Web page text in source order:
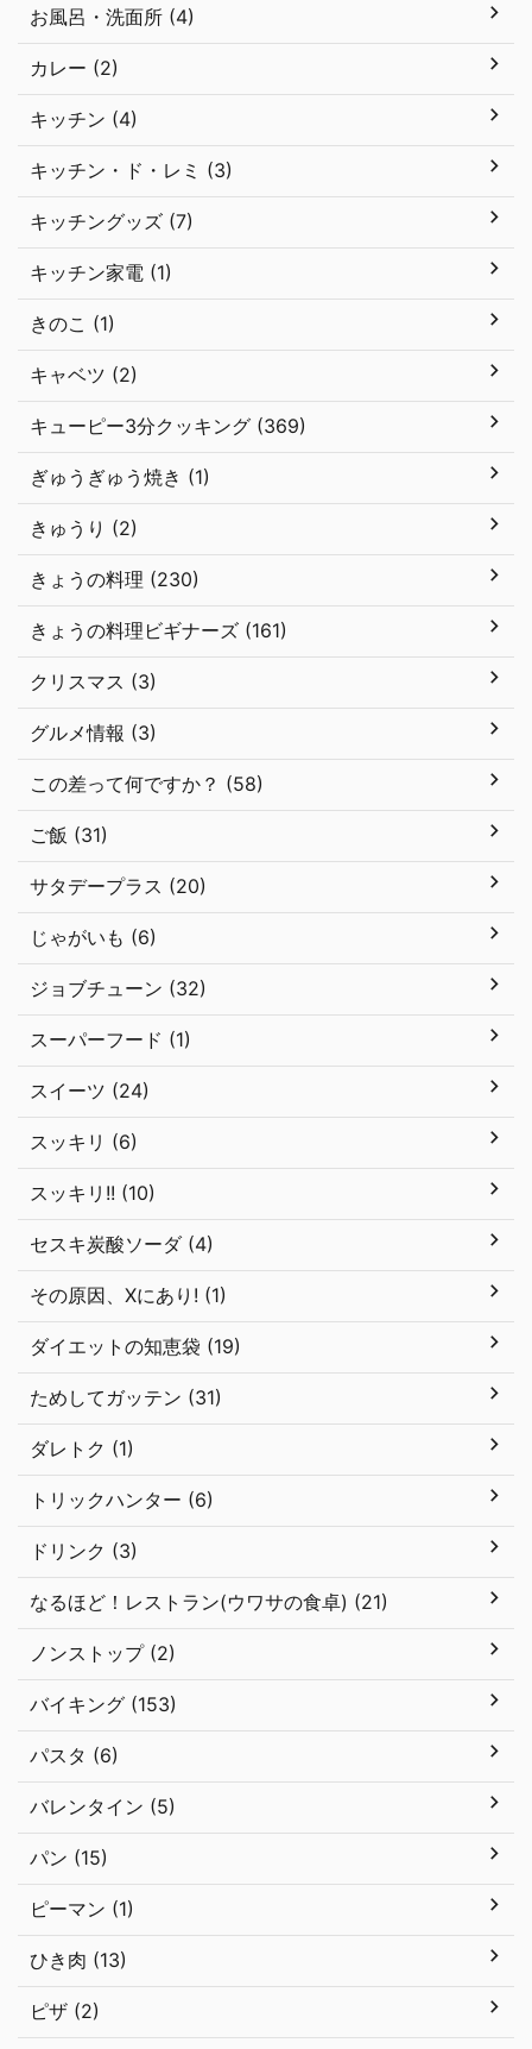
お風呂・洗面所 (4)
カレー (2)
キッチン (4)
キッチン・ド・レミ (3)
キッチングッズ (7)
キッチン家電 (1)
きのこ (1)
キャベツ (2)
キューピー3分クッキング (369)
ぎゅうぎゅう焼き (1)
きゅうり (2)
きょうの料理 (230)
きょうの料理ビギナーズ (161)
クリスマス (3)
グルメ情報 (3)
この差って何ですか？ (58)
ご飯 (31)
サタデープラス (20)
じゃがいも (6)
ジョブチューン (32)
スーパーフード (1)
スイーツ (24)
スッキリ (6)
スッキリ!! (10)
セスキ炭酸ソーダ (4)
その原因、Xにあり! (1)
ダイエットの知恵袋 (19)
ためしてガッテン (31)
ダレトク (1)
トリックハンター (6)
ドリンク (3)
なるほど！レストラン(ウワサの食卓) (21)
ノンストップ (2)
バイキング (153)
パスタ (6)
バレンタイン (5)
パン (15)
ピーマン (1)
ひき肉 (13)
ピザ (2)